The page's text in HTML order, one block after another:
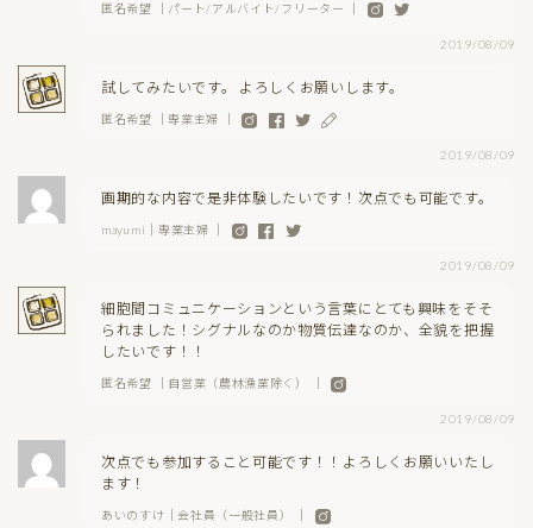
匿名希望 ｜パート/アルバイト/フリーター ｜
2019/08/09
試してみたいです。 よろしくお願いします。
匿名希望 ｜専業主婦 ｜
2019/08/09
画期的な内容で是非体験したいです！次点でも可能です。
mayumi｜専業主婦 ｜
2019/08/09
細胞間コミュニケーションという言葉にとても興味をそそ
られました！シグナルなのか物質伝達なのか、全貌を把握
したいです！！
匿名希望 ｜自営業（農林漁業除く） ｜
2019/08/09
次点でも参加すること可能です！！よろしくお願いいたし
ます！
あいのすけ｜会社員（一般社員） ｜